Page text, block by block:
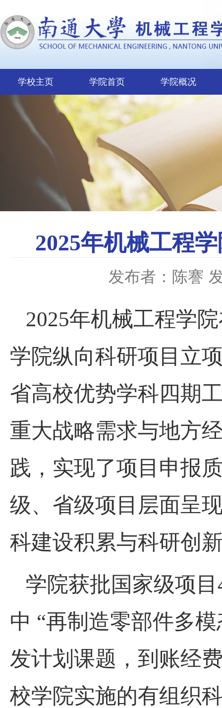
学校主页 学院首页 学院概况
2025年机械工程
发布者：陈謇
2025年机械工程学
学院纵向科研项目立
省高校优势学科四期
重大战略需求与地方
践，实现了项目申报
级、省级项目层面呈
科建设积累与科研创
学院获批国家级项目
中 “再制造零部件多
发计划课题，到账经
校学院实施的有组织